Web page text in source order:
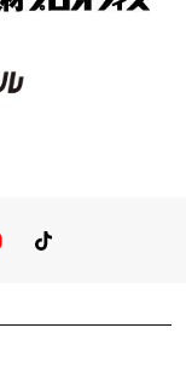
You TubeTikTok